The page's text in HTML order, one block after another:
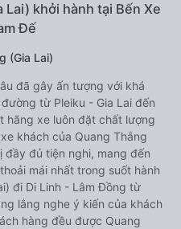
Lai) khởi hành tại Bến Xe
Đế
(Gia Lai)
đã gây ấn tượng với khá
từ Pleiku - Gia Lai đến
hãng xe luôn đặt chất lượng
khách của Quang Thắng
đầy đủ tiện nghi, mang đến
mái nhất trong suốt hành
đi Di Linh - Lâm Đồng từ
lắng nghe ý kiến của khách
hàng đều được Quang